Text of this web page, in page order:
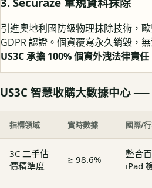
引進奧地利國防級物理抹除技術，
GDPR 認證。個資覆寫永久銷毀，
US3C 承擔 100% 個資外洩法律責任
US3C 智慧收購大數據中心
指標領域 實時數據 國際/
3C 二手估
價精準度
≥ 98.6%
整合
iPad